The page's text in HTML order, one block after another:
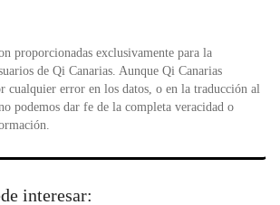
proporcionadas exclusivamente para la
de Qi Canarias. Aunque Qi Canarias
cualquier error en los datos, o en la traducción al
podemos dar fe de la completa veracidad o
interesar: